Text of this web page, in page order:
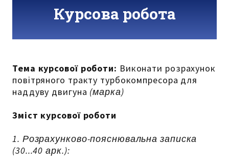
Курсова робота
Тема курсової роботи: Виконати розрахунок
повітряного тракту турбокомпресора для
наддуву двигуна (марка)
Зміст курсової роботи
1. Розрахунково-пояснювальна записка
(30...40 арк.):